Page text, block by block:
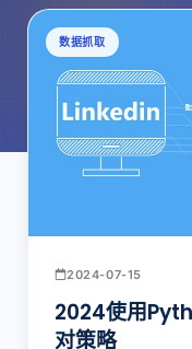
数据抓取
2024-07-15
2024使用
对策略